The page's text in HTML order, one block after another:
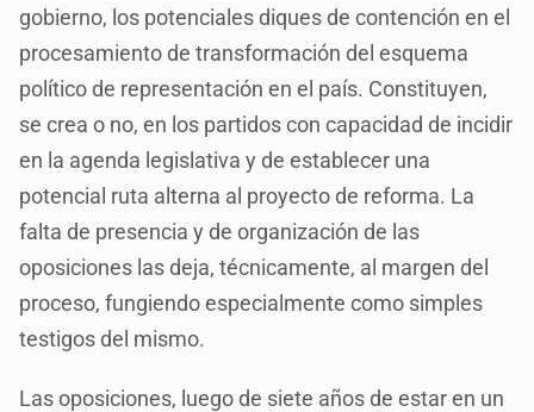
gobierno, los potenciales diques de contención en el
procesamiento de transformación del esquema
político de representación en el país. Constituyen,
se crea o no, en los partidos con capacidad de incidir
en la agenda legislativa y de establecer una
potencial ruta alterna al proyecto de reforma. La
falta de presencia y de organización de las
oposiciones las deja, técnicamente, al margen del
proceso, fungiendo especialmente como simples
testigos del mismo.
Las oposiciones, luego de siete años de estar en un